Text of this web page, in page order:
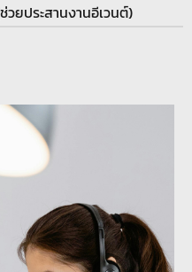
ยประสานงานอีเวนต์)